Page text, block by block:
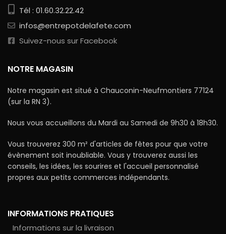
Tél : 01.60.32.22.42
infos@entrepotdelafete.com
Suivez-nous sur Facebook
NOTRE MAGASIN
Notre magasin est situé à Chauconin-Neufmontiers 77124
(sur la RN 3).
Nous vous accueillons du Mardi au Samedi de 9h30 à 18h30.
Vous trouverez 300 m² d'articles de fêtes pour que votre
évènement soit inoubliable. Vous y trouverez aussi les
conseils, les idées, les sourires et l'accueil personnalisé
propres aux petits commerces indépendants.
INFORMATIONS PRATIQUES
Informations sur la livraison